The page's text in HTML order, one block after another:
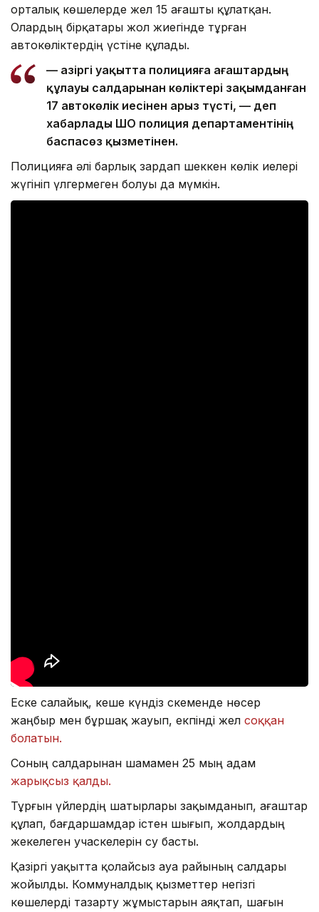
орталық көшелерде жел 15 ағашты құлатқан.
Олардың бірқатары жол жиегінде тұрған
автокөліктердің үстіне құлады.
— Қазіргі уақытта полицияға ағаштардың
құлауы салдарынан көліктері зақымданған
17 автокөлік иесінен арыз түсті, — деп
хабарлады ШҚО полиция департаментінің
баспасөз қызметінен.
Полицияға әлі барлық зардап шеккен көлік иелері
жүгініп үлгермеген болуы да мүмкін.
Еске салайық, кеше күндіз Өскеменде нөсер
жаңбыр мен бұршақ жауып, екпінді жел соққан
болатын.
Соның салдарынан шамамен 25 мың адам
жарықсыз қалды.
Тұрғын үйлердің шатырлары зақымданып, ағаштар
құлап, бағдаршамдар істен шығып, жолдардың
жекелеген учаскелерін су басты.
Қазіргі уақытта қолайсыз ауа райының салдары
жойылды. Коммуналдық қызметтер негізгі
көшелерді тазарту жұмыстарын аяқтап, шағын